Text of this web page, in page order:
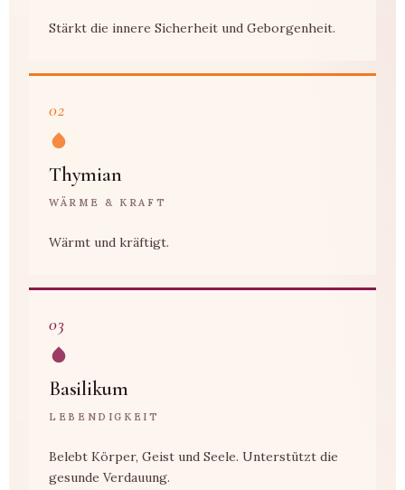
Stärkt die innere Sicherheit und Geborgenheit.
02
Thymian
WÄRME & KRAFT
Wärmt und kräftigt.
03
Basilikum
LEBENDIGKEIT
Belebt Körper, Geist und Seele. Unterstützt die
gesunde Verdauung.